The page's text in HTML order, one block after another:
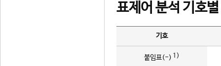
표제어 분석 기호
기호
붙임표(-) 1)